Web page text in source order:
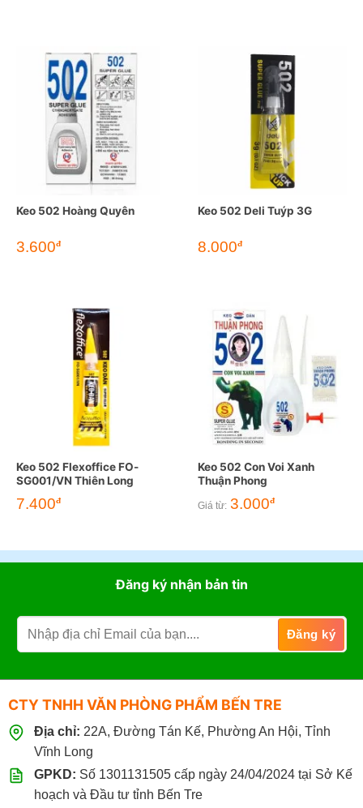
Keo 502 Hoàng Quyên
3.600đ
Keo 502 Deli Tuýp 3G
8.000đ
Keo 502 Flexoffice FO-
SG001/VN Thiên Long
7.400đ
Keo 502 Con Voi Xanh
Thuận Phong
Giá từ: 3.000đ
Đăng ký nhận bản tin
CTY TNHH VĂN PHÒNG PHẨM BẾN TRE
Địa chỉ: 22A, Đường Tán Kế, Phường An Hội, Tỉnh
Vĩnh Long
GPKD: Số 1301131505 cấp ngày 24/04/2024 tại Sở Kế
hoạch và Đầu tư tỉnh Bến Tre